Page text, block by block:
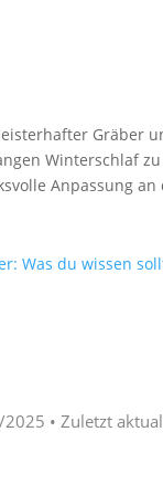
Gräber
Winterschlaf
Anpassung
Was du wissen
• Zuletzt